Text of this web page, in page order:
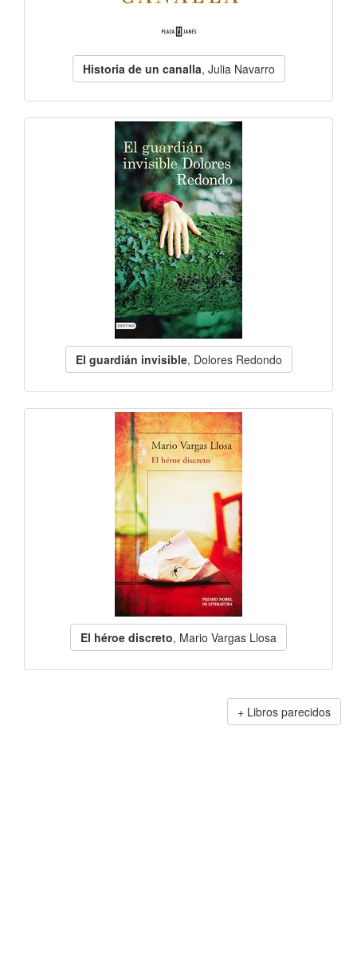
Historia de un canalla, Julia Navarro
El guardián invisible, Dolores Redondo
El héroe discreto, Mario Vargas Llosa
Libros parecidos